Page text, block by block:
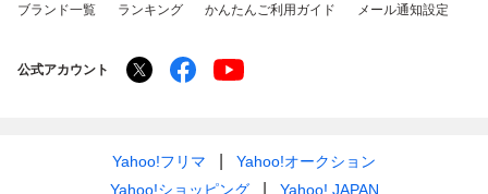
ブランド一覧 ランキング かんたんご利用ガイド メール通知設定
公式アカウント
Yahoo!フリマ
Yahoo!オークション
Yahoo!ショッピング
Yahoo! JAPAN